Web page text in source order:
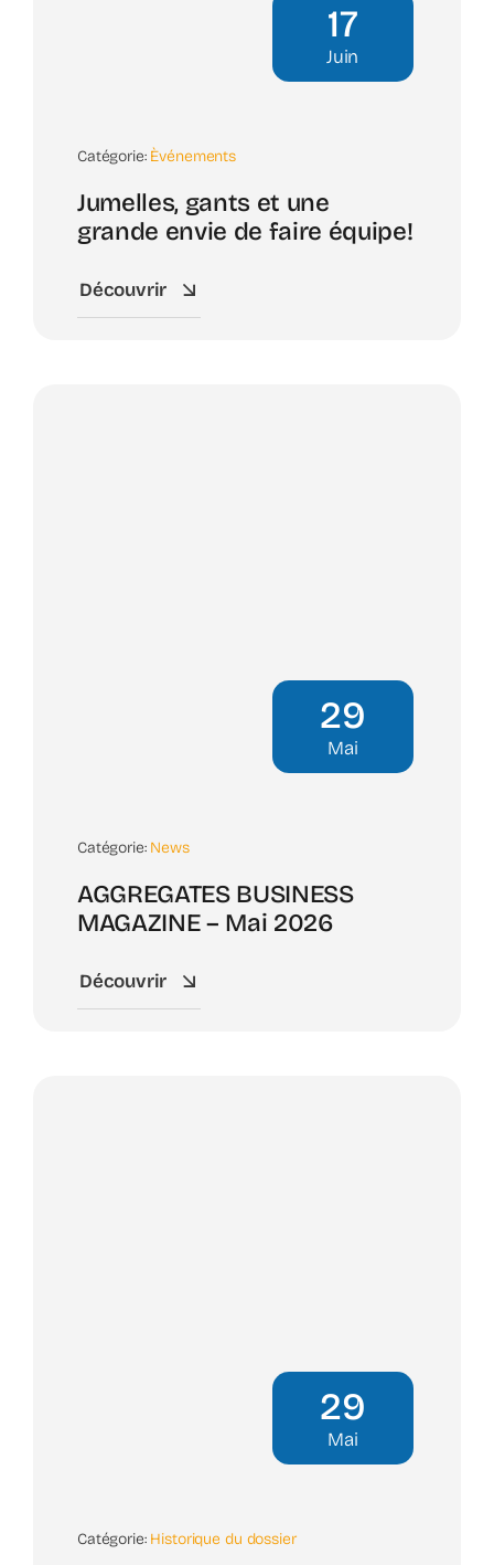
17
Juin
Catégorie: Èvénements
Jumelles, gants et une
grande envie de faire équipe!
Découvrir
29
Mai
Catégorie: News
AGGREGATES BUSINESS
MAGAZINE – Mai 2026
Découvrir
29
Mai
Catégorie: Historique du dossier